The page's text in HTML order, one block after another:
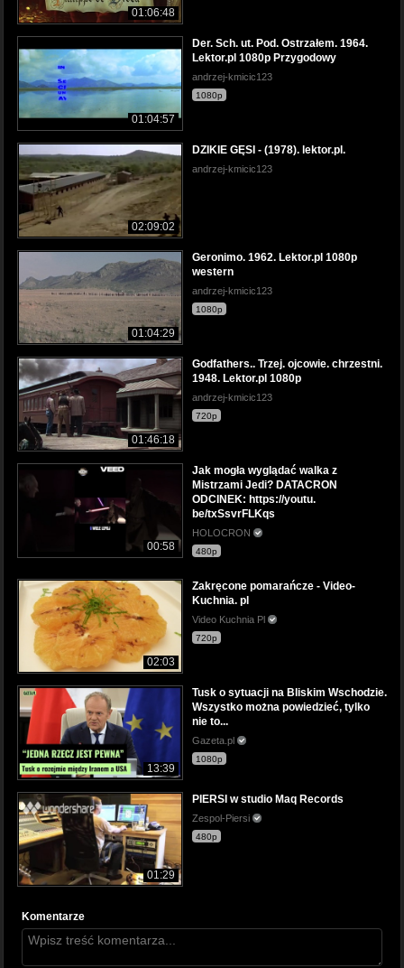
01:06:48
01:04:57
Der. Sch. ut. Pod. Ostrzałem. 1964.
Lektor.pl 1080p Przygodowy
andrzej-kmicic123
1080p
02:09:02
DZIKIE GĘSI - (1978). lektor.pl.
andrzej-kmicic123
01:04:29
Geronimo. 1962. Lektor.pl 1080p
western
andrzej-kmicic123
1080p
01:46:18
Godfathers.. Trzej. ojcowie. chrzestni.
1948. Lektor.pl 1080p
andrzej-kmicic123
720p
00:58
Jak mogła wyglądać walka z
Mistrzami Jedi? DATACRON
ODCINEK: https://youtu.
be/txSsvrFLKqs
HOLOCRON
480p
02:03
Zakręcone pomarańcze - Video-
Kuchnia. pl
Video Kuchnia Pl
720p
13:39
Tusk o sytuacji na Bliskim Wschodzie.
Wszystko można powiedzieć, tylko
nie to...
Gazeta.pl
1080p
01:29
PIERSI w studio Maq Records
Zespol-Piersi
480p
Komentarze